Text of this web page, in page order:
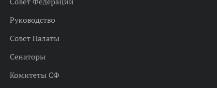
Руководство
Совет Палаты
Сенаторы
Комитеты СФ